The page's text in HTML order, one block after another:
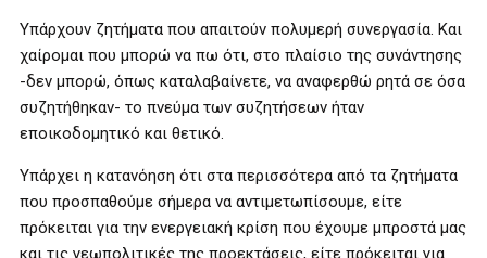
Υπάρχουν ζητήματα που απαιτούν πολυμερή συνεργασία. Και
χαίρομαι που μπορώ να πω ότι, στο πλαίσιο της συνάντησης
-δεν μπορώ, όπως καταλαβαίνετε, να αναφερθώ ρητά σε όσα
συζητήθηκαν- το πνεύμα των συζητήσεων ήταν
εποικοδομητικό και θετικό.
Υπάρχει η κατανόηση ότι στα περισσότερα από τα ζητήματα
που προσπαθούμε σήμερα να αντιμετωπίσουμε, είτε
πρόκειται για την ενεργειακή κρίση που έχουμε μπροστά μας
και τις γεωπολιτικές της προεκτάσεις, είτε πρόκειται για